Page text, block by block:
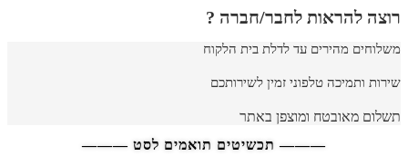
רוצה להראות לחבר/חברה ?
משלוחים מהירים עד לדלת בית הלקוח
שירות ותמיכה טלפוני זמין לשירותכם
תשלום מאובטח ומוצפן באתר
——— תכשיטים תואמים לסט ———